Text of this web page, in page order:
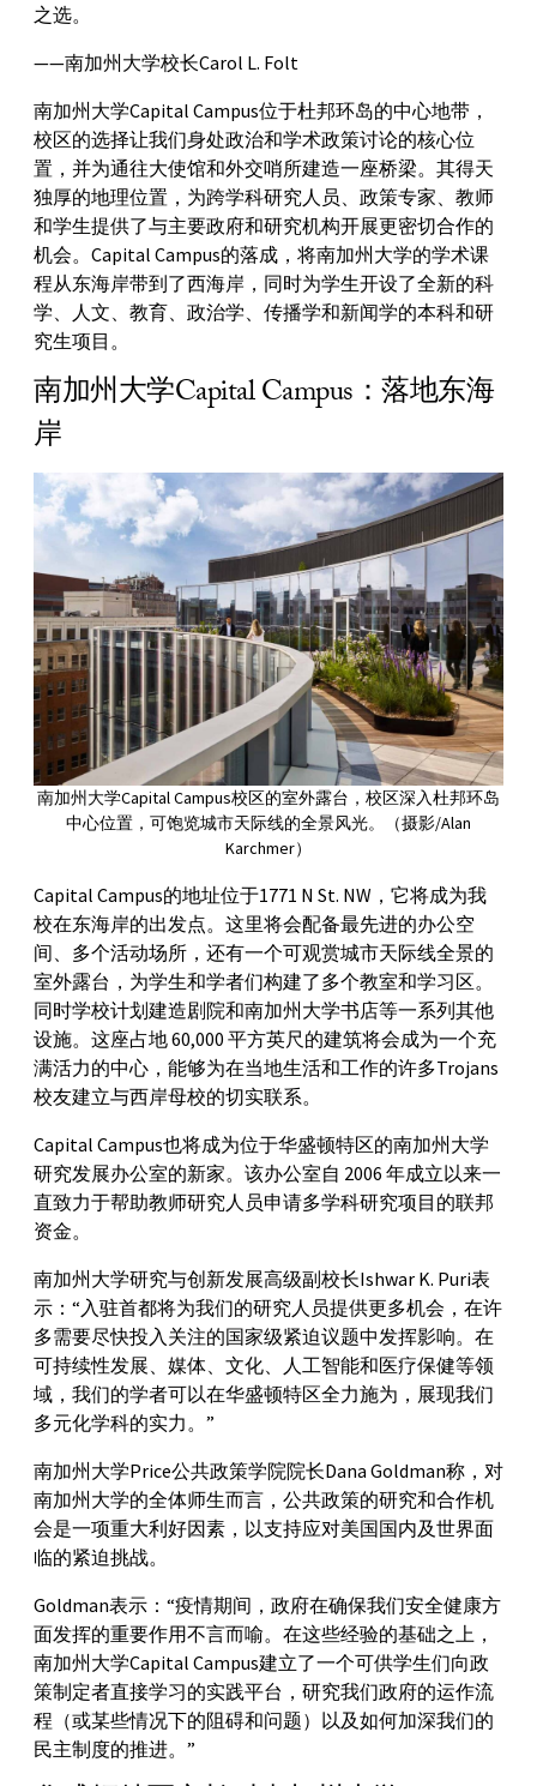
之选。
——南加州大学校长Carol L. Folt
南加州大学Capital Campus位于杜邦环岛的中心地带，
校区的选择让我们身处政治和学术政策讨论的核心位
置，并为通往大使馆和外交哨所建造一座桥梁。其得天
独厚的地理位置，为跨学科研究人员、政策专家、教师
和学生提供了与主要政府和研究机构开展更密切合作的
机会。Capital Campus的落成，将南加州大学的学术课
程从东海岸带到了西海岸，同时为学生开设了全新的科
学、人文、教育、政治学、传播学和新闻学的本科和研
究生项目。
南加州大学Capital Campus：落地东海
岸
南加州大学Capital Campus校区的室外露台，校区深入杜邦环岛
中心位置，可饱览城市天际线的全景风光。（摄影/Alan
Karchmer）
Capital Campus的地址位于1771 N St. NW，它将成为我
校在东海岸的出发点。这里将会配备最先进的办公空
间、多个活动场所，还有一个可观赏城市天际线全景的
室外露台，为学生和学者们构建了多个教室和学习区。
同时学校计划建造剧院和南加州大学书店等一系列其他
设施。这座占地 60,000 平方英尺的建筑将会成为一个充
满活力的中心，能够为在当地生活和工作的许多Trojans
校友建立与西岸母校的切实联系。
Capital Campus也将成为位于华盛顿特区的南加州大学
研究发展办公室的新家。该办公室自 2006 年成立以来一
直致力于帮助教师研究人员申请多学科研究项目的联邦
资金。
南加州大学研究与创新发展高级副校长Ishwar K. Puri表
示：“入驻首都将为我们的研究人员提供更多机会，在许
多需要尽快投入关注的国家级紧迫议题中发挥影响。在
可持续性发展、媒体、文化、人工智能和医疗保健等领
域，我们的学者可以在华盛顿特区全力施为，展现我们
多元化学科的实力。”
南加州大学Price公共政策学院院长Dana Goldman称，对
南加州大学的全体师生而言，公共政策的研究和合作机
会是一项重大利好因素，以支持应对美国国内及世界面
临的紧迫挑战。
Goldman表示：“疫情期间，政府在确保我们安全健康方
面发挥的重要作用不言而喻。在这些经验的基础之上，
南加州大学Capital Campus建立了一个可供学生们向政
策制定者直接学习的实践平台，研究我们政府的运作流
程（或某些情况下的阻碍和问题）以及如何加深我们的
民主制度的推进。”